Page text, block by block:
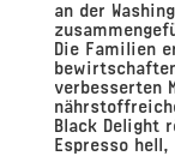
an der
Die Familien
verbesserten
Black Delight
Espresso